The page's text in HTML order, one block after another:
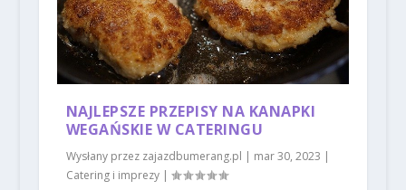
NAJLEPSZE PRZEPISY NA KANAPKI
WEGAŃSKIE W CATERINGU
Wysłany przez zajazdbumerang.pl | mar 30, 2023 |
Catering i imprezy|